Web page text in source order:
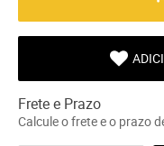
Frete e Prazo
Calcule o frete e o prazo